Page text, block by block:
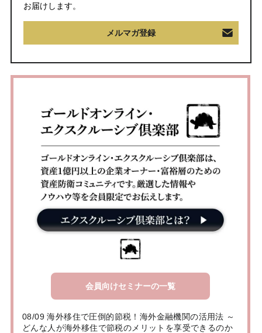
お届けします。
メルマガ登録
会員向けセミナーの一覧
08/09 海外移住で圧倒的節税！海外金融機関の活用法 ～
どんな人が海外移住で節税のメリットを享受できるのか